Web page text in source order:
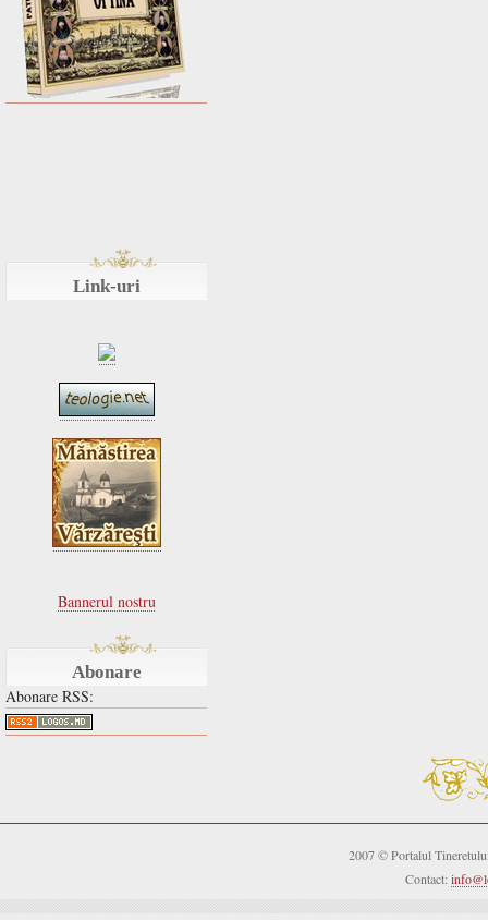
Link-uri
Bannerul nostru
Abonare
Abonare RSS:
2007 © Portalul
Contact: